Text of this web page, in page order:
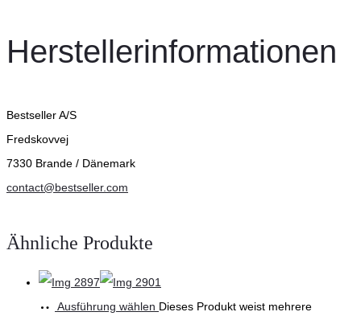
Herstellerinformationen
Bestseller A/S
Fredskovvej
7330 Brande / Dänemark
contact@bestseller.com
Ähnliche Produkte
Ausführung wählen Dieses Produkt weist mehrere